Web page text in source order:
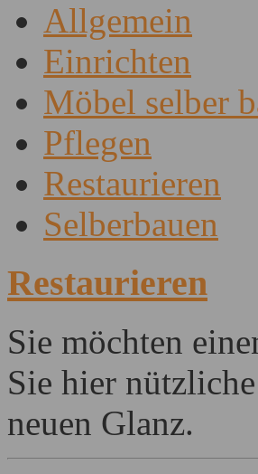
Allgemein
Einrichten
Möbel selber
Pflegen
Restaurieren
Selberbauen
Restaurieren
Sie möchten
Sie hier
neuen Glanz.